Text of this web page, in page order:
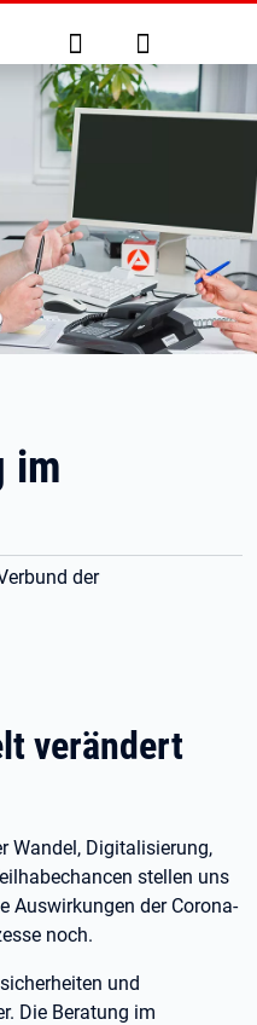
Suche Anmelden
im
der
verändert
Wandel, Digitalisierung,
stellen uns
Auswirkungen der Corona-
noch.
und
Die Beratung im